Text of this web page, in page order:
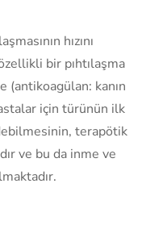
hızını
bir pıhtılaşma
(antikoagülan: kanın
için türünün ilk
terapötik
ve bu da inme ve